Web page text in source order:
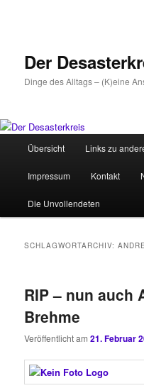
Der
Dinge des Alltags – (K)eine
HauptmenüÜbersicht Links zu
Impressum Kontakt
Die Unvollendeten
SCHLAGWORTARCHIV:
RIP – nun auch
Brehme
Veröffentlicht am21. Februar